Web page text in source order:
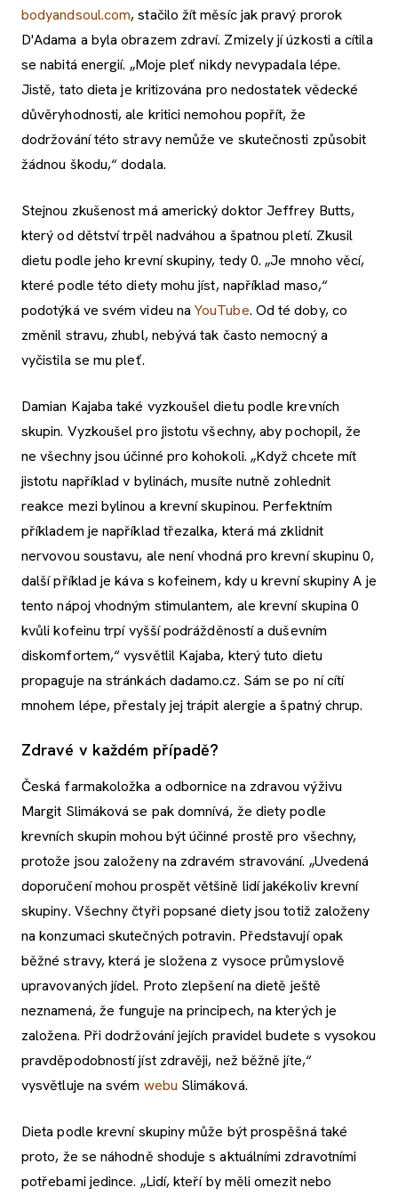
bodyandsoul.com, stačilo žít měsíc jak pravý prorok
D'Adama a byla obrazem zdraví. Zmizely jí úzkosti a cítila
se nabitá energií. „Moje pleť nikdy nevypadala lépe.
Jistě, tato dieta je kritizována pro nedostatek vědecké
důvěryhodnosti, ale kritici nemohou popřít, že
dodržování této stravy nemůže ve skutečnosti způsobit
žádnou škodu,“ dodala.
Stejnou zkušenost má americký doktor Jeffrey Butts,
který od dětství trpěl nadváhou a špatnou pletí. Zkusil
dietu podle jeho krevní skupiny, tedy 0. „Je mnoho věcí,
které podle této diety mohu jíst, například maso,“
podotýká ve svém videu naYouTube. Od té doby, co
změnil stravu, zhubl, nebývá tak často nemocný a
vyčistila se mu pleť.
Damian Kajaba také vyzkoušel dietu podle krevních
skupin. Vyzkoušel pro jistotu všechny, aby pochopil, že
ne všechny jsou účinné pro kohokoli. „Když chcete mít
jistotu například v bylinách, musíte nutně zohlednit
reakce mezi bylinou a krevní skupinou. Perfektním
příkladem je například třezalka, která má zklidnit
nervovou soustavu, ale není vhodná pro krevní skupinu 0,
další příklad je káva s kofeinem, kdy u krevní skupiny A je
tento nápoj vhodným stimulantem, ale krevní skupina 0
kvůli kofeinu trpí vyšší podrážděností a duševním
diskomfortem,“ vysvětlil Kajaba, který tuto dietu
propaguje na stránkách dadamo.cz. Sám se po ní cítí
mnohem lépe, přestaly jej trápit alergie a špatný chrup.
Zdravé v každém případě?
Česká farmakoložka a odbornice na zdravou výživu
Margit Slimáková se pak domnívá, že diety podle
krevních skupin mohou být účinné prostě pro všechny,
protože jsou založeny na zdravém stravování. „Uvedená
doporučení mohou prospět většině lidí jakékoliv krevní
skupiny. Všechny čtyři popsané diety jsou totiž založeny
na konzumaci skutečných potravin. Představují opak
běžné stravy, která je složena z vysoce průmyslově
upravovaných jídel. Proto zlepšení na dietě ještě
neznamená, že funguje na principech, na kterých je
založena. Při dodržování jejích pravidel budete s vysokou
pravděpodobností jíst zdravěji, než běžně jíte,“
vysvětluje na svém webu Slimáková.
Dieta podle krevní skupiny může být prospěšná také
proto, že se náhodně shoduje s aktuálními zdravotními
potřebami jedince. „Lidí, kteří by měli omezit nebo